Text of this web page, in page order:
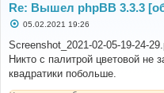
Re: Вышел phpBB 3.3.3
С
о
б
щ
е
н
и
05.02.2021 19:26
Screenshot_2021-02-05-19-24-
Никто с палитрой цветовой
квадратики побольше.